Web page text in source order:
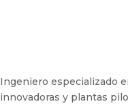
Ingeniero especializado
innovadoras y plantas